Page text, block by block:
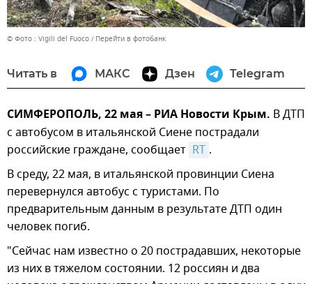
© Фото : Vigili del Fuoco Перейти в фотобанк
Читать в МАКС Дзен Telegram
СИМФЕРОПОЛЬ, 22 мая – РИА Новости Крым. В ДТП
с автобусом в итальянской Сиене пострадали
российские граждане, сообщает RT .
В среду, 22 мая, в итальянской провинции Сиена
перевернулся автобус с туристами. По
предварительным данным в результате ДТП один
человек погиб.
"Сейчас нам известно о 20 пострадавших, некоторые
из них в тяжелом состоянии. 12 россиян и два